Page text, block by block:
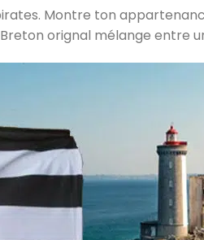
Montre ton
orignal mélange entre